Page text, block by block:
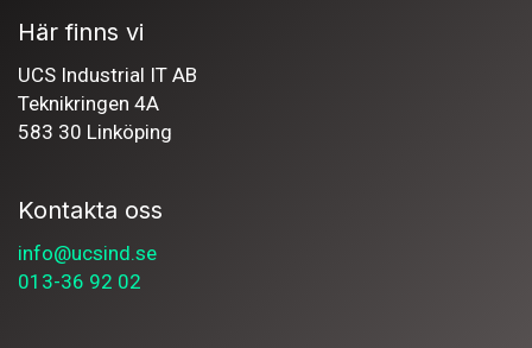
Här finns vi
UCS Industrial IT AB
Teknikringen 4A
583 30 Linköping
Kontakta oss
info@ucsind.se
013-36 92 02